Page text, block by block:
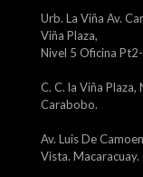
Urb. La Viña Av.
Viña Plaza,
Nivel 5 Oficina
C. C. la Viña
Carabobo.
Av. Luis De
Vista. Macaracuay.